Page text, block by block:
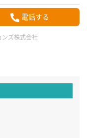
電話する
ンズ株式会社